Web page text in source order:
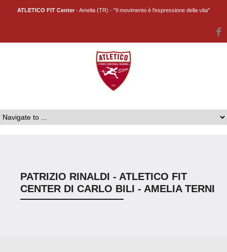
ATLETICO FIT Center - Amelia (TR) - "Il movimento è l'espressione della vita"
PATRIZIO RINALDI - ATLETICO FIT
CENTER DI CARLO BILI - AMELIA TERNI